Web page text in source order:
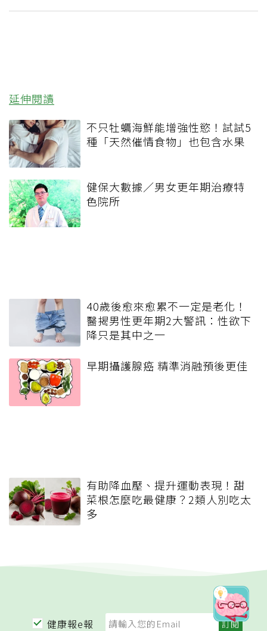
延伸閱讀
不只牡蠣海鮮能增強性慾！試試5
種「天然催情食物」也包含水果
健保大數據／男女更年期治療特
色院所
40歲後愈來愈累不一定是老化！
醫揭男性更年期2大警訊：性欲下
降只是其中之一
早期攝護腺癌 精準消融預後更佳
有助降血壓、提升運動表現！甜
菜根怎麼吃最健康？2類人別吃太
多
健康報e報